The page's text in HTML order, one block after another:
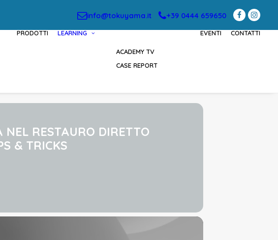
info@tokuyama.it +39 0444 659650
PRODOTTI LEARNING
ACADEMY TV
CASE REPORT
EVENTI CONTATTI
NEL RESTAURO DIRETTO
& TRICKS